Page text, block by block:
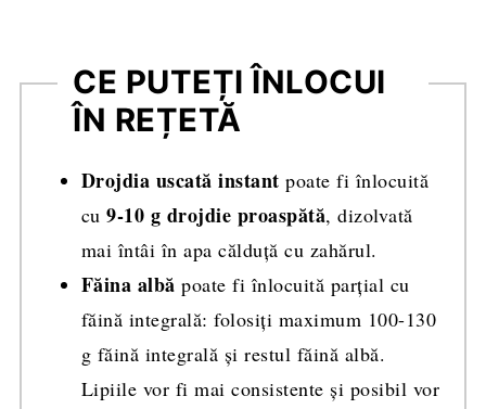
CE PUTEȚI ÎNLOCUI
ÎN REȚETĂ
Drojdia uscată instant poate fi înlocuită
cu9-10 g drojdie proaspătă, dizolvată
mai întâi în apa călduță cu zahărul.
Făina albă poate fi înlocuită parțial cu
făină integrală: folosiți maximum 100-130
g făină integrală și restul făină albă.
Lipiile vor fi mai consistente și posibil vor